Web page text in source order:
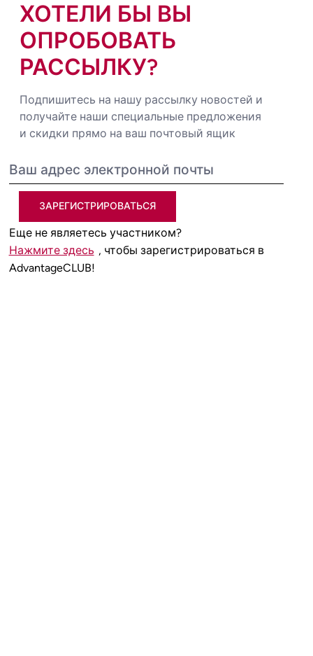
ХОТЕЛИ БЫ ВЫ
ОПРОБОВАТЬ
РАССЫЛКУ?
Подпишитесь на нашу рассылку новостей и
получайте наши специальные предложения
и скидки прямо на ваш почтовый ящик
ЗАРЕГИСТРИРОВАТЬСЯ
Еще не являетесь участником?
Нажмите здесь , чтобы зарегистрироваться в
AdvantageCLUB!